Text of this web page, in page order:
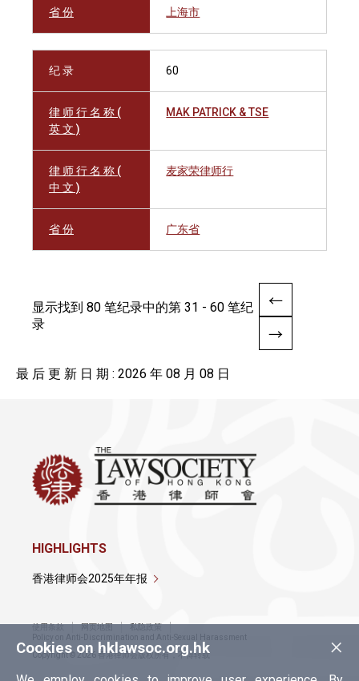
省 份 上海市
纪 录 60
律 师 行 名 称 (
英 文 )
MAK PATRICK & TSE
律 师 行 名 称 (
中 文 )
麦家荣律师行
省 份 广东省
显示找到 80 笔纪录中的第 31 - 60 笔纪
录
最 后 更 新 日 期 : 2026 年 08 月 08 日
×
Cookies on hklawsoc.org.hk
HIGHLIGHTS
香港律师会2025年年报
使用条款 网页地图
私隐政策
Policy on Anti-Discrimination and Anti-Sexual Harassment
Copyright © 2026 香港律师会版权所有，不得转载